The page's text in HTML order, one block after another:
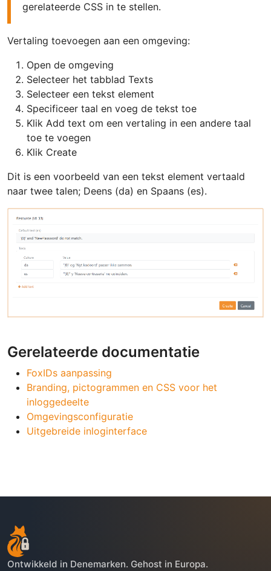
gerelateerde CSS in te stellen.
Vertaling toevoegen aan een omgeving:
Open de omgeving
Selecteer het tabblad Texts
Selecteer een tekst element
Specificeer taal en voeg de tekst toe
Klik Add text om een vertaling in een andere taal
toe te voegen
Klik Create
Dit is een voorbeeld van een tekst element vertaald
naar twee talen; Deens (da) en Spaans (es).
Gerelateerde documentatie
FoxIDs aanpassing
Branding, pictogrammen en CSS voor het
inloggedeelte
Omgevingsconfiguratie
Uitgebreide inloginterface
Ontwikkeld in Denemarken. Gehost in Europa.